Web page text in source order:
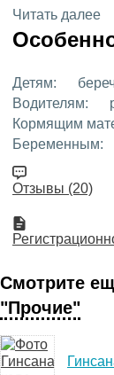
Читать далее
Детям:
Водителям:
Кормящим
Беременным:
Отзывы (20)
Смотрите
"Прочие"